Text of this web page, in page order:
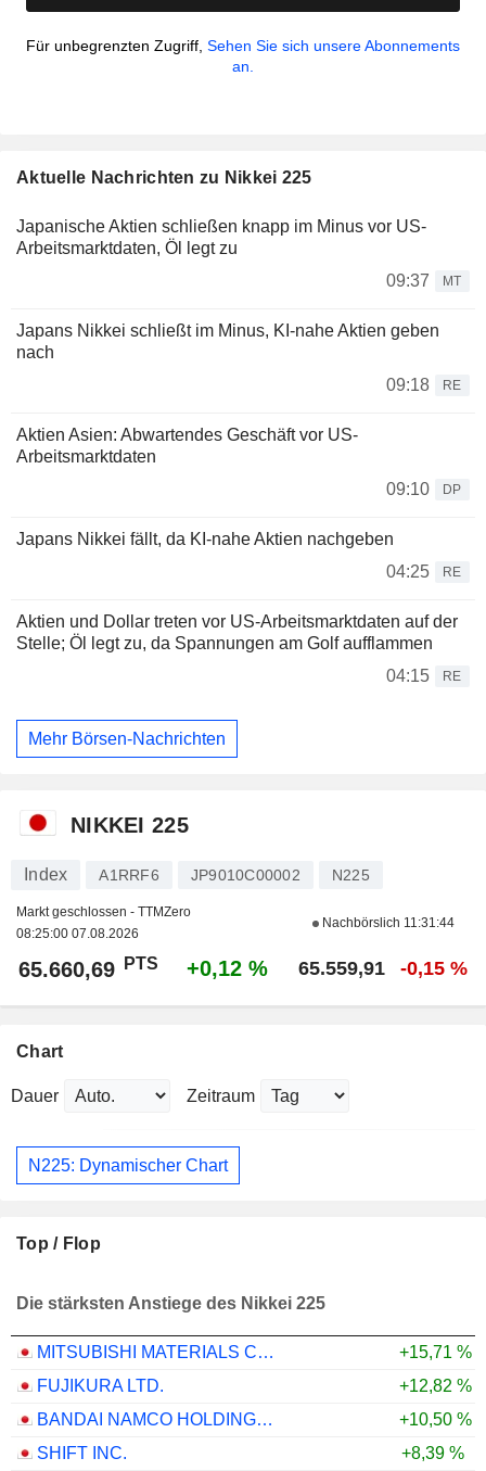
Für unbegrenzten Zugriff, Sehen Sie sich unsere Abonnements
an.
Aktuelle Nachrichten zu Nikkei 225
Japanische Aktien schließen knapp im Minus vor US-
Arbeitsmarktdaten, Öl legt zu
09:37
MT
Japans Nikkei schließt im Minus, KI-nahe Aktien geben
nach
09:18
RE
Aktien Asien: Abwartendes Geschäft vor US-
Arbeitsmarktdaten
09:10
DP
Japans Nikkei fällt, da KI-nahe Aktien nachgeben
04:25
RE
Aktien und Dollar treten vor US-Arbeitsmarktdaten auf der
Stelle; Öl legt zu, da Spannungen am Golf aufflammen
04:15
RE
Mehr Börsen-Nachrichten
NIKKEI 225
Index A1RRF6 JP9010C00002 N225
Markt geschlossen - TTMZero
08:25:00 07.08.2026
Nachbörslich 11:31:44
65.660,69 PTS +0,12 % 65.559,91 -0,15 %
Chart
Dauer Zeitraum
N225: Dynamischer Chart
Top / Flop
Die stärksten Anstiege des Nikkei 225
MITSUBISHI MATERIALS CORPORATION
+15,71 %
FUJIKURA LTD.
+12,82 %
BANDAI NAMCO HOLDINGS INC.
+10,50 %
SHIFT INC.
+8,39 %